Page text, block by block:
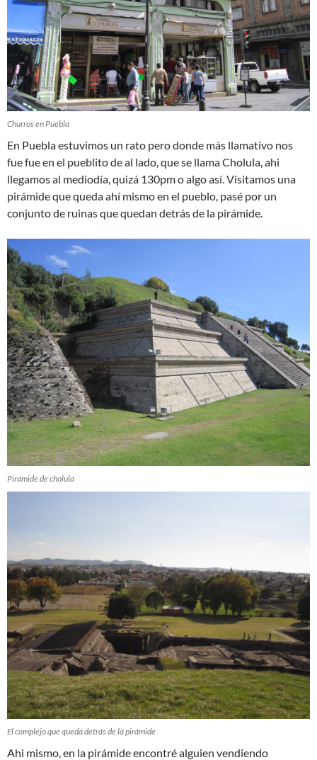
Churros en Puebla
En Puebla estuvimos un rato pero donde más llamativo nos
fue fue en el pueblito de al lado, que se llama Cholula, ahi
llegamos al mediodía, quizá 130pm o algo así. Visitamos una
pirámide que queda ahí mismo en el pueblo, pasé por un
conjunto de ruinas que quedan detrás de la pirámide.
Piramide de cholula
El complejo que queda detrás de la pirámide
Ahi mismo, en la pirámide encontré alguien vendiendo